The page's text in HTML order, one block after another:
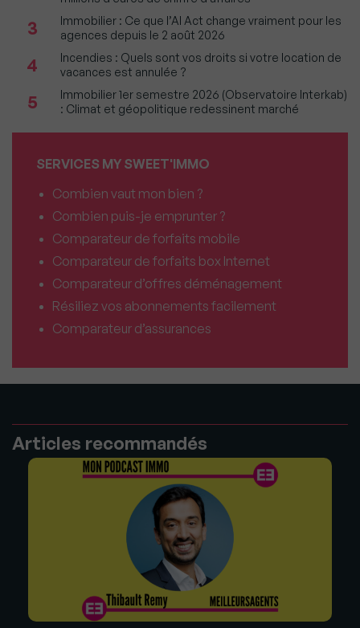
3
Immobilier : Ce que l’AI Act change vraiment pour les
agences depuis le 2 août 2026
4
Incendies : Quels sont vos droits si votre location de
vacances est annulée ?
5
Immobilier 1er semestre 2026 (Observatoire Interkab)
: Climat et géopolitique redessinent marché
SERVICES MY SWEET'IMMO
Combien vaut mon bien ?
Combien puis-je emprunter ?
Comparateur de forfaits mobile
Comparateur de forfaits box Internet
Comparateur d’offres déménagement
Résiliez vos abonnements facilement
Comparateur d’assurances
Articles recommandés